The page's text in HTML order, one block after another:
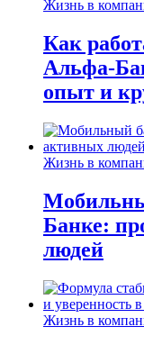
Жизнь в
Как
Альфа-
опыт и
Жизнь в
Банке:
людей
Жизнь в